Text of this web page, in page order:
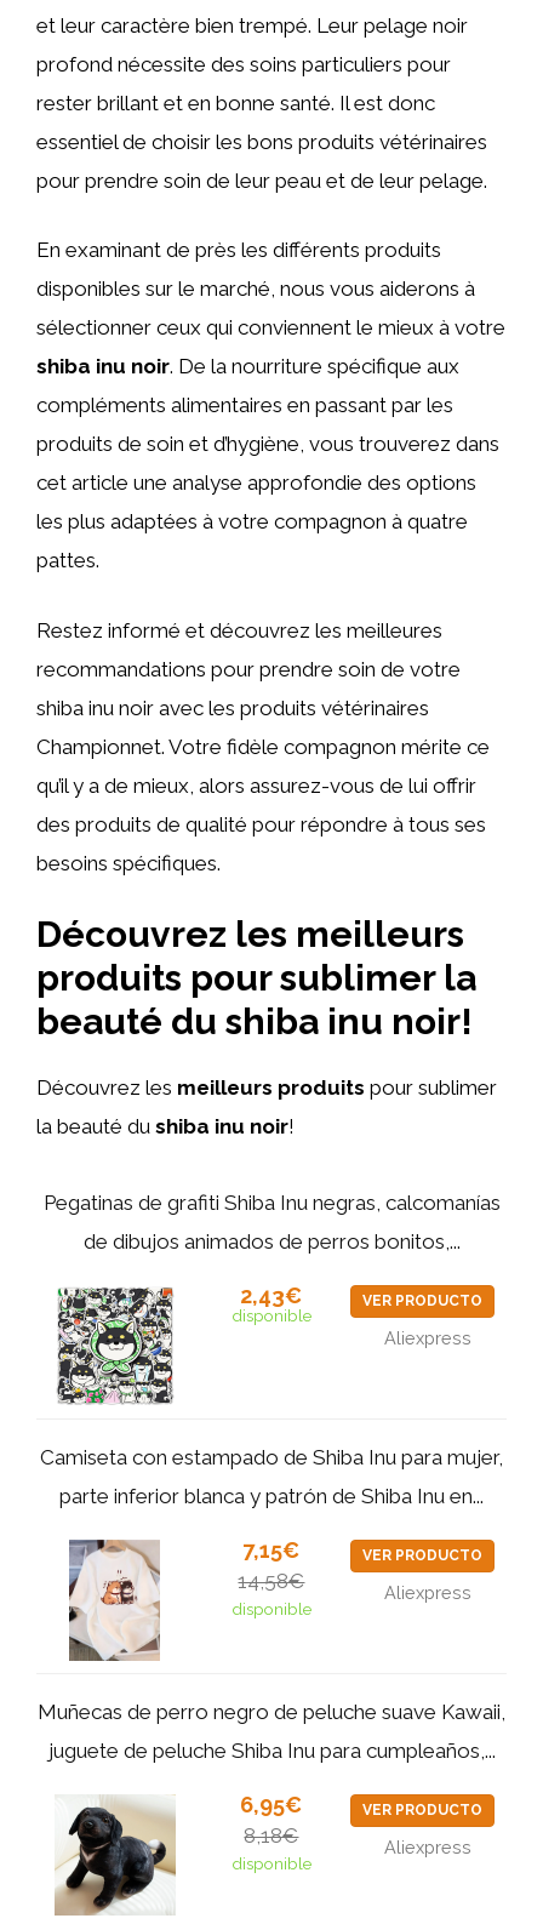
et leur caractère bien trempé. Leur pelage noir
profond nécessite des soins particuliers pour
rester brillant et en bonne santé. Il est donc
essentiel de choisir les bons produits vétérinaires
pour prendre soin de leur peau et de leur pelage.
En examinant de près les différents produits
disponibles sur le marché, nous vous aiderons à
sélectionner ceux qui conviennent le mieux à votre
shiba inu noir. De la nourriture spécifique aux
compléments alimentaires en passant par les
produits de soin et d’hygiène, vous trouverez dans
cet article une analyse approfondie des options
les plus adaptées à votre compagnon à quatre
pattes.
Restez informé et découvrez les meilleures
recommandations pour prendre soin de votre
shiba inu noir avec les produits vétérinaires
Championnet. Votre fidèle compagnon mérite ce
qu’il y a de mieux, alors assurez-vous de lui offrir
des produits de qualité pour répondre à tous ses
besoins spécifiques.
Découvrez les meilleurs
produits pour sublimer la
beauté du shiba inu noir!
Découvrez les meilleurs produits pour sublimer
la beauté du shiba inu noir!
Pegatinas de grafiti Shiba Inu negras, calcomanías
de dibujos animados de perros bonitos,...
2,43€
disponible
VER PRODUCTO
Aliexpress
Camiseta con estampado de Shiba Inu para mujer,
parte inferior blanca y patrón de Shiba Inu en...
7,15€
14,58€
disponible
VER PRODUCTO
Aliexpress
Muñecas de perro negro de peluche suave Kawaii,
juguete de peluche Shiba Inu para cumpleaños,...
6,95€
8,18€
disponible
VER PRODUCTO
Aliexpress